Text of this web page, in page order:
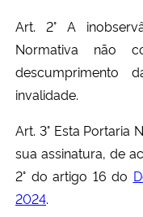
Art. 2° A
Normativa não
descumprimento
invalidade.
Art. 3° Esta Portaria
sua assinatura, de
2° do artigo 16 do
2024.